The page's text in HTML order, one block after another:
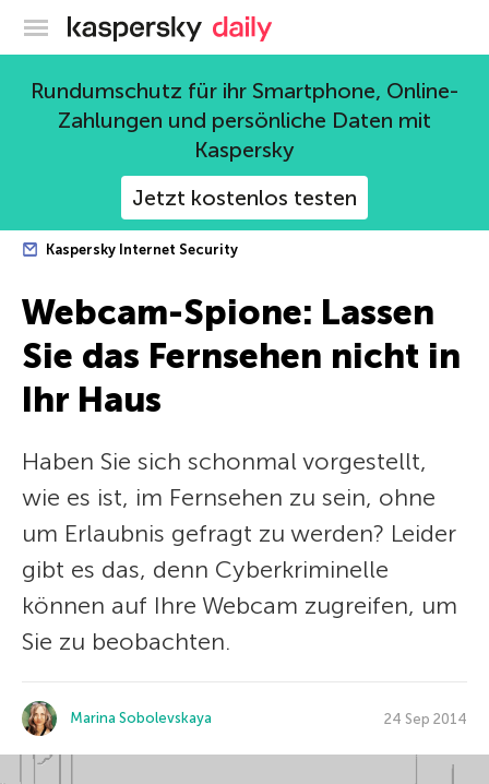
Offizieller Blog von Kaspersky
Rundumschutz für ihr Smartphone, Online-
Zahlungen und persönliche Daten mit
Kaspersky
Jetzt kostenlos testen
Kaspersky Internet Security
Webcam-Spione: Lassen
Sie das Fernsehen nicht in
Ihr Haus
Haben Sie sich schonmal vorgestellt,
wie es ist, im Fernsehen zu sein, ohne
um Erlaubnis gefragt zu werden? Leider
gibt es das, denn Cyberkriminelle
können auf Ihre Webcam zugreifen, um
Sie zu beobachten.
Marina Sobolevskaya 24 Sep 2014